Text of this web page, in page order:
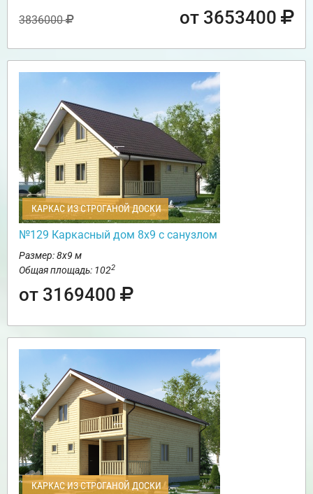
3836000 от 3653400
КАРКАС ИЗ СТРОГАНОЙ ДОСКИ
№129 Каркасный дом 8х9 с санузлом
Размер: 8х9 м
Общая площадь: 1022
от 3169400
КАРКАС ИЗ СТРОГАНОЙ ДОСКИ